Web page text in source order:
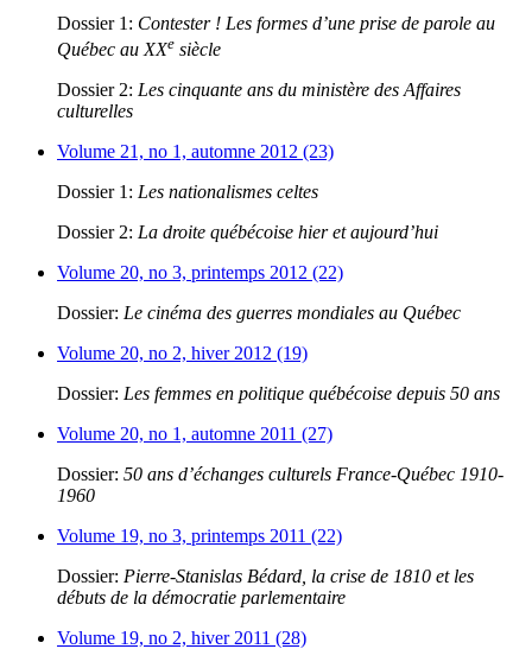
Dossier 1: Contester ! Les formes d’une prise de parole au
Québec au XXe siècle
Dossier 2: Les cinquante ans du ministère des Affaires
culturelles
Volume 21, no 1, automne 2012 (23)
Dossier 1: Les nationalismes celtes
Dossier 2: La droite québécoise hier et aujourd’hui
Volume 20, no 3, printemps 2012 (22)
Dossier: Le cinéma des guerres mondiales au Québec
Volume 20, no 2, hiver 2012 (19)
Dossier: Les femmes en politique québécoise depuis 50 ans
Volume 20, no 1, automne 2011 (27)
Dossier: 50 ans d’échanges culturels France-Québec 1910-
1960
Volume 19, no 3, printemps 2011 (22)
Dossier: Pierre-Stanislas Bédard, la crise de 1810 et les
débuts de la démocratie parlementaire
Volume 19, no 2, hiver 2011 (28)